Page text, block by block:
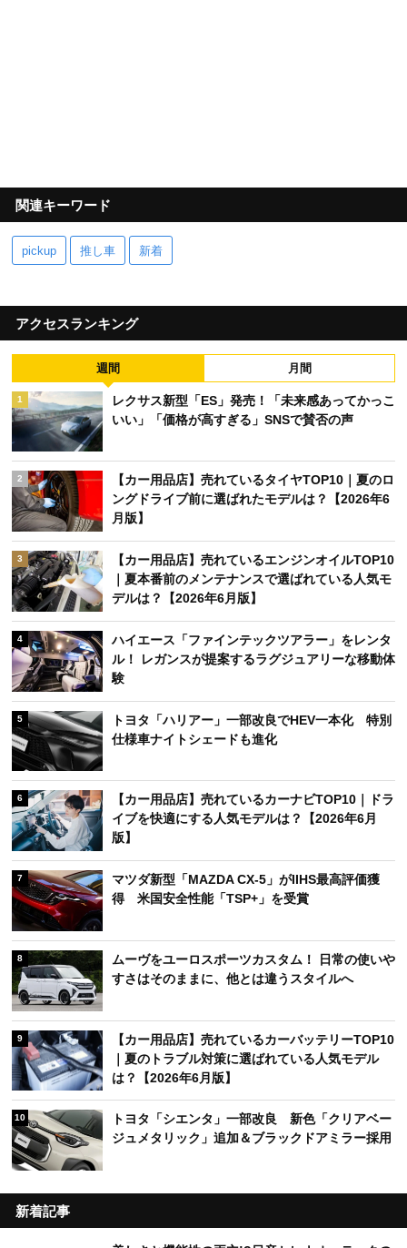
関連キーワード
pickup 推し車 新着
アクセスランキング
週間 月間
1
レクサス新型「ES」発売！「未来感あってかっこ
いい」「価格が高すぎる」SNSで賛否の声
2
【カー用品店】売れているタイヤTOP10｜夏のロ
ングドライブ前に選ばれたモデルは？【2026年6
月版】
3
【カー用品店】売れているエンジンオイルTOP10
｜夏本番前のメンテナンスで選ばれている人気モ
デルは？【2026年6月版】
4
ハイエース「ファインテックツアラー」をレンタ
ル！ レガンスが提案するラグジュアリーな移動体
験
5
トヨタ「ハリアー」一部改良でHEV一本化 特別
仕様車ナイトシェードも進化
6
【カー用品店】売れているカーナビTOP10｜ドラ
イブを快適にする人気モデルは？【2026年6月
版】
7
マツダ新型「MAZDA CX-5」がIIHS最高評価獲
得 米国安全性能「TSP+」を受賞
8
ムーヴをユーロスポーツカスタム！ 日常の使いや
すさはそのままに、他とは違うスタイルへ
9
【カー用品店】売れているカーバッテリーTOP10
｜夏のトラブル対策に選ばれている人気モデル
は？【2026年6月版】
10
トヨタ「シエンタ」一部改良 新色「クリアベー
ジュメタリック」追加＆ブラックドアミラー採用
新着記事